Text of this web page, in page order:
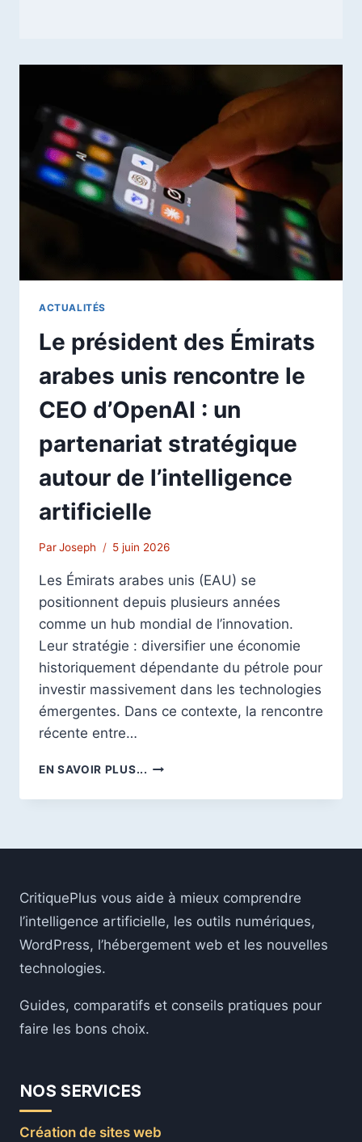
ACTUALITÉS
Le président des Émirats
arabes unis rencontre le
CEO d’OpenAI : un
partenariat stratégique
autour de l’intelligence
artificielle
ParJoseph 5 juin 2026
Les Émirats arabes unis (EAU) se
positionnent depuis plusieurs années
comme un hub mondial de l’innovation.
Leur stratégie : diversifier une économie
historiquement dépendante du pétrole pour
investir massivement dans les technologies
émergentes. Dans ce contexte, la rencontre
récente entre…
EN SAVOIR PLUS...
DES
UNIS
CEO
D’OPENAI
UN
AUTOUR
L’INTELLIGENCE
CritiquePlus vous aide à mieux comprendre
l’intelligence artificielle, les outils numériques,
WordPress, l’hébergement web et les nouvelles
technologies.
Guides, comparatifs et conseils pratiques pour
faire les bons choix.
NOS SERVICES
Création de sites web